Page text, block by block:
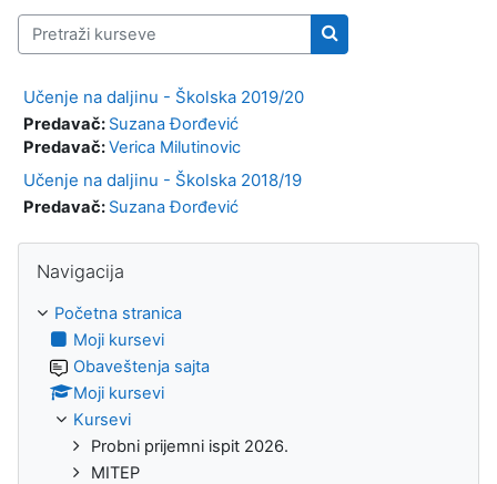
Pretraži kurseve
Pretraži kurseve
Učenje na daljinu - Školska 2019/20
Predavač: Suzana Đorđević
Predavač:Verica Milutinovic
Učenje na daljinu - Školska 2018/19
Predavač: Suzana Đorđević
Navigacija
Početna stranica
Moji kursevi
Obaveštenja sajta
Moji kursevi
Kursevi
Probni prijemni ispit 2026.
MITEP